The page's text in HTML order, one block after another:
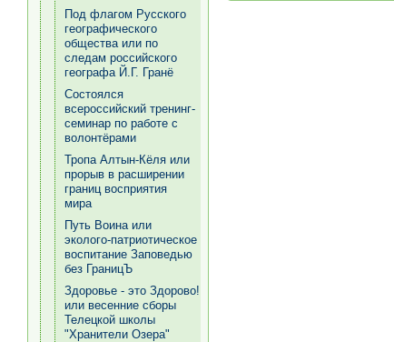
Под флагом Русского
географического
общества или по
следам российского
географа Й.Г. Гранё
Состоялся
всероссийский тренинг-
семинар по работе с
волонтёрами
Тропа Алтын-Кёля или
прорыв в расширении
границ восприятия
мира
Путь Воина или
эколого-патриотическое
воспитание Заповедью
без ГраницЪ
Здоровье - это Здорово!
или весенние сборы
Телецкой школы
"Хранители Озера"